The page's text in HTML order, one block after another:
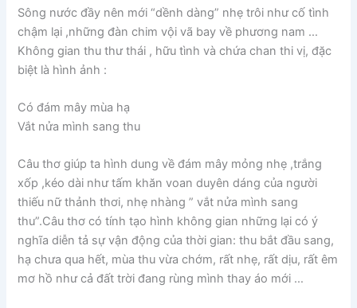
Sông nước đầy nên mới “dềnh dàng” nhẹ trôi như cố tình
chậm lại ,những đàn chim vội vã bay về phương nam …
Không gian thu thư thái , hữu tình và chứa chan thi vị, đặc
biệt là hình ảnh :
Có đám mây mùa hạ
Vắt nửa mình sang thu
Câu thơ giúp ta hình dung về đám mây mỏng nhẹ ,trắng
xốp ,kéo dài như tấm khăn voan duyên dáng của người
thiếu nữ thảnh thơi, nhẹ nhàng ” vắt nửa mình sang
thu”.Câu thơ có tính tạo hình không gian những lại có ý
nghĩa diễn tả sự vận động của thời gian: thu bắt đầu sang,
hạ chưa qua hết, mùa thu vừa chớm, rất nhẹ, rất dịu, rất êm
mơ hồ như cả đất trời đang rùng mình thay áo mới …